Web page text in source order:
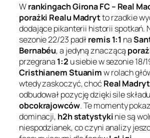
Wrankingach Girona FC – Real
porażki Realu Madrytto rzadkie
dodające pikanterii historii spotkań.
sezonie 22/23 padłremis 1:1 na
Bernabéu, a jedyną znaczącą
przegrana 1:2 u siebie w sezonie 18/
Cristhianem Stuanimw rolach
wtedy zaskoczyć, choć Real Madryt
odbudował pozycję dzięki sile
obcokrajowców. Te momenty
dominacji, h2h statystykinie są
niespodzianek, co czyni analizy